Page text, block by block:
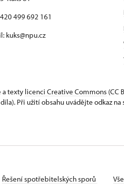
499 692 161
kuks@npu.cz
a texty licenci Creative Commons (CC
Při užití obsahu uvádějte odkaz na
Řešení spotřebitelských sporů